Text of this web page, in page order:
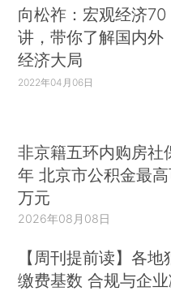
向松祚：宏观经济70
讲，带你了解国内外
经济大局
2022年04月06日
非京籍五环内购房社
年 北京市公积金最
万元
2026年08月08日
【周刊提前读】各地
缴费基数 合规与企